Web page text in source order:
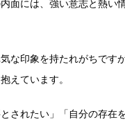
面には、強い意志と熱い
な印象を持たれがちです
えています。
されたい」「自分の存在